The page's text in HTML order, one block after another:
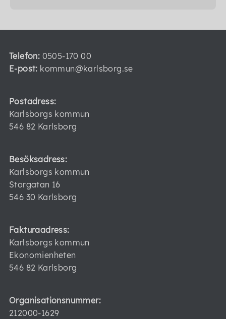
Telefon: 0505-170 00
E-post: kommun@karlsborg.se
Postadress:
Karlsborgs kommun
546 82 Karlsborg
Besöksadress:
Karlsborgs kommun
Storgatan 16
546 30 Karlsborg
Fakturaadress:
Karlsborgs kommun
Ekonomienheten
546 82 Karlsborg
Organisationsnummer:
212000-1629